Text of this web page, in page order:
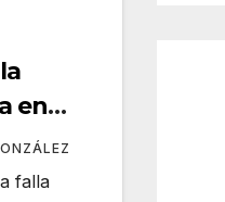
en
falla